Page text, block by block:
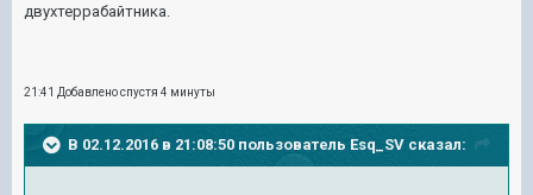
двухтеррабайтника.
21:41 Добавлено спустя 4 минуты
В 02.12.2016 в 21:08:50 пользователь Esq_SV сказал: